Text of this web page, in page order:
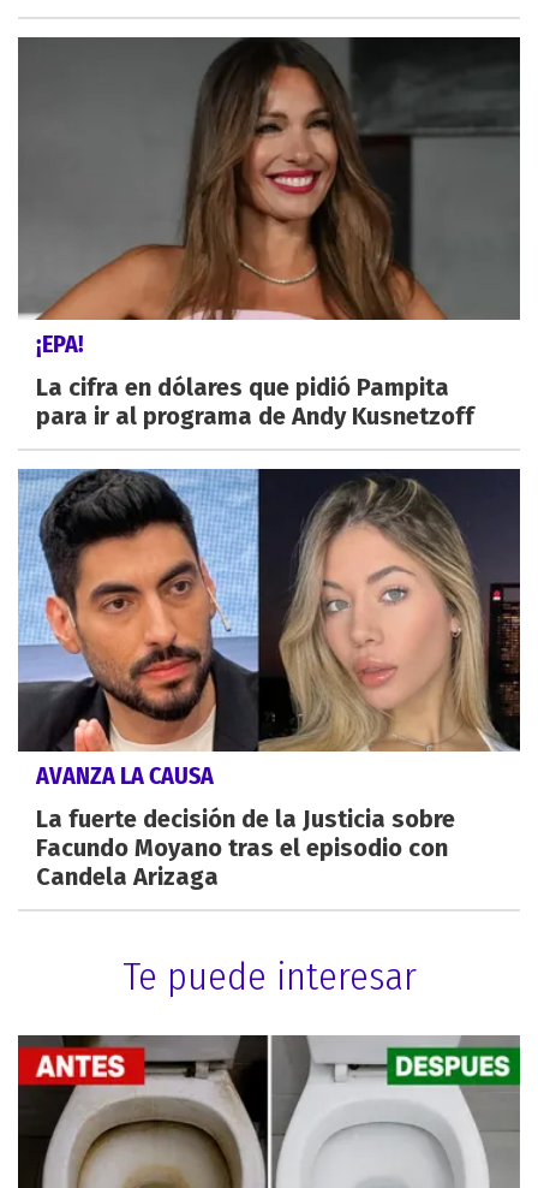
¡EPA!
La cifra en dólares que pidió Pampita
para ir al programa de Andy Kusnetzoff
AVANZA LA CAUSA
La fuerte decisión de la Justicia sobre
Facundo Moyano tras el episodio con
Candela Arizaga
Te puede interesar